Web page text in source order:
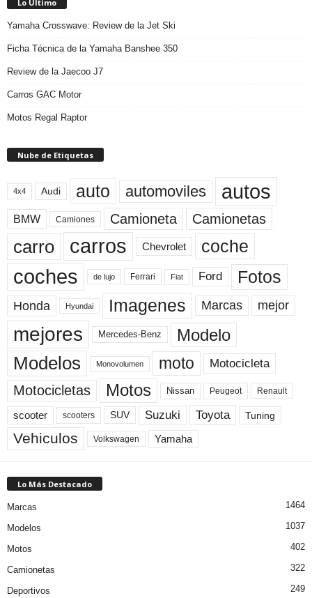
Lo Último
Yamaha Crosswave: Review de la Jet Ski
Ficha Técnica de la Yamaha Banshee 350
Review de la Jaecoo J7
Carros GAC Motor
Motos Regal Raptor
Nube de Etiquetas
4x4 Audi auto automoviles autos
BMW Camiones Camioneta Camionetas
carro carros Chevrolet coche
coches de lujo Ferrari Fiat Ford Fotos
Honda Hyundai Imagenes Marcas mejor
mejores Mercedes-Benz Modelo
Modelos Monovolumen moto Motocicleta
Motocicletas Motos Nissan Peugeot Renault
scooter scooters SUV Suzuki Toyota Tuning
Vehiculos Volkswagen Yamaha
Lo Más Destacado
Marcas 1464
Modelos 1037
Motos 402
Camionetas 322
Deportivos 249